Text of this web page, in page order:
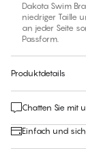
Dakota Swim
niedriger Taille
an jeder Seite
Passform.
Produktdetails
Chatten Sie mit
Einfach und